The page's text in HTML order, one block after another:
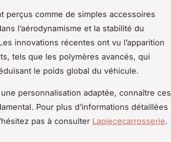
perçus comme de simples accessoires
l’aérodynamisme et la stabilité du
innovations récentes ont vu l’apparition
tels que les polymères avancés, qui
le poids global du véhicule.
personnalisation adaptée, connaître ces
Pour plus d’informations détaillées
pas à consulter Lapiececarrosserie.